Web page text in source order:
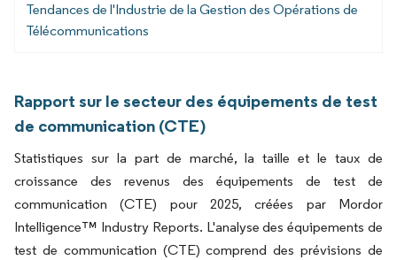
Tendances de l'Industrie de la Gestion des Opérations de
Télécommunications
Rapport sur le secteur des équipements de test
de communication (CTE)
Statistiques sur la part de marché, la taille et le taux de
croissance des revenus des équipements de test de
communication (CTE) pour 2025, créées par Mordor
Intelligence™ Industry Reports. L'analyse des équipements de
test de communication (CTE) comprend des prévisions de